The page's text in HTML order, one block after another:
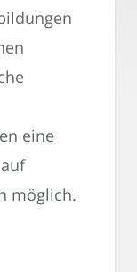
eine
möglich.